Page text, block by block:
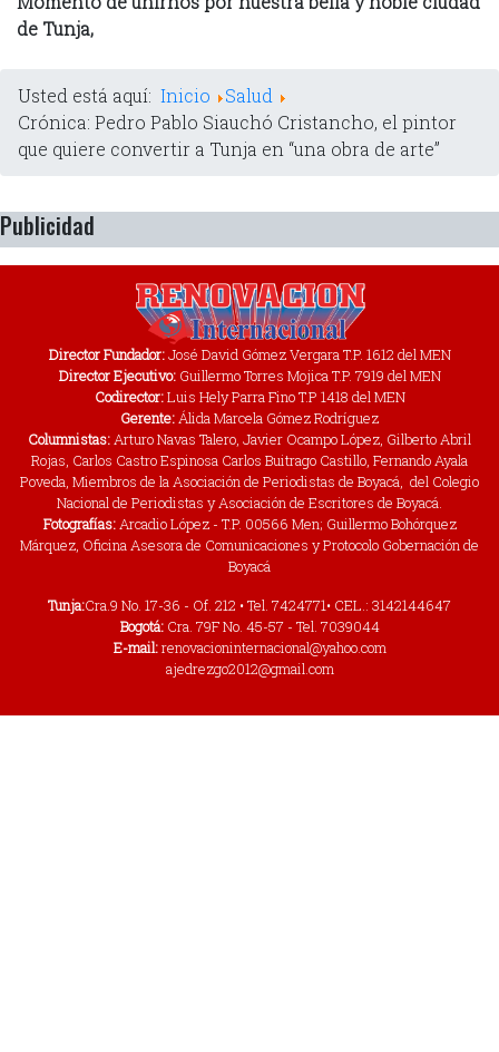
de Tunja,
Usted está aquí: Inicio
Salud
Crónica: Pedro Pablo Siauchó Cristancho, el pintor
que quiere convertir a Tunja en “una obra de arte”
Publicidad
Director Fundador:José David Gómez Vergara T.P. 1612 del MEN
Director Ejecutivo:Guillermo Torres Mojica T.P. 7919 del MEN
Codirector:Luis Hely Parra Fino T.P 1418 del MEN
Gerente: Álida Marcela Gómez Rodríguez
Columnistas: Arturo Navas Talero, Javier Ocampo López, Gilberto Abril
Rojas, Carlos Castro Espinosa Carlos Buitrago Castillo, Fernando Ayala
Poveda, Miembros de la Asociación de Periodistas de Boyacá, del Colegio
Nacional de Periodistas y Asociación de Escritores de Boyacá.
Fotografías:Arcadio López - T.P. 00566 Men; Guillermo Bohórquez
Márquez, Oficina Asesora de Comunicaciones y Protocolo Gobernación de
Boyacá
Tunja:Cra.9 No. 17-36 - Of. 212 • Tel. 7424771• CEL.: 3142144647
Bogotá:Cra. 79F No. 45-57 - Tel. 7039044
E-mail:renovacioninternacional@yahoo.com
ajedrezgo2012@gmail.com